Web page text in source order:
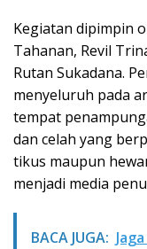
Kegiatan dipimpin
Tahanan, Revil
Rutan Sukadana.
menyeluruh pada
tempat
dan celah yang
tikus maupun
menjadi media
BACA JUGA: